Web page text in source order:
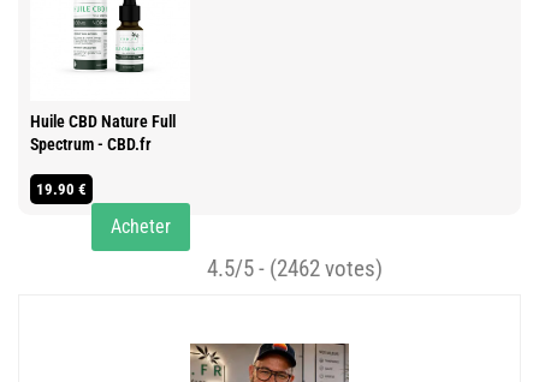
Huile CBD Nature Full
Spectrum - CBD.fr
19.90 €
Acheter
4.5/5 - (2462 votes)